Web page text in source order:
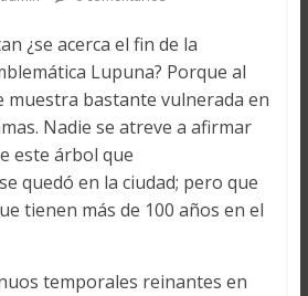
¿se acerca el fin de la
Lupuna? Porque al
muestra bastante vulnerada en
Nadie se atreve a afirmar
este árbol que
quedó en la ciudad; pero que
tienen más de 100 años en el
temporales reinantes en